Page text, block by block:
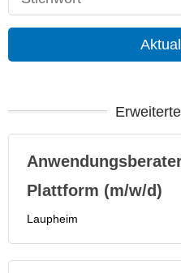
Plattform (m/w/d)
Laupheim